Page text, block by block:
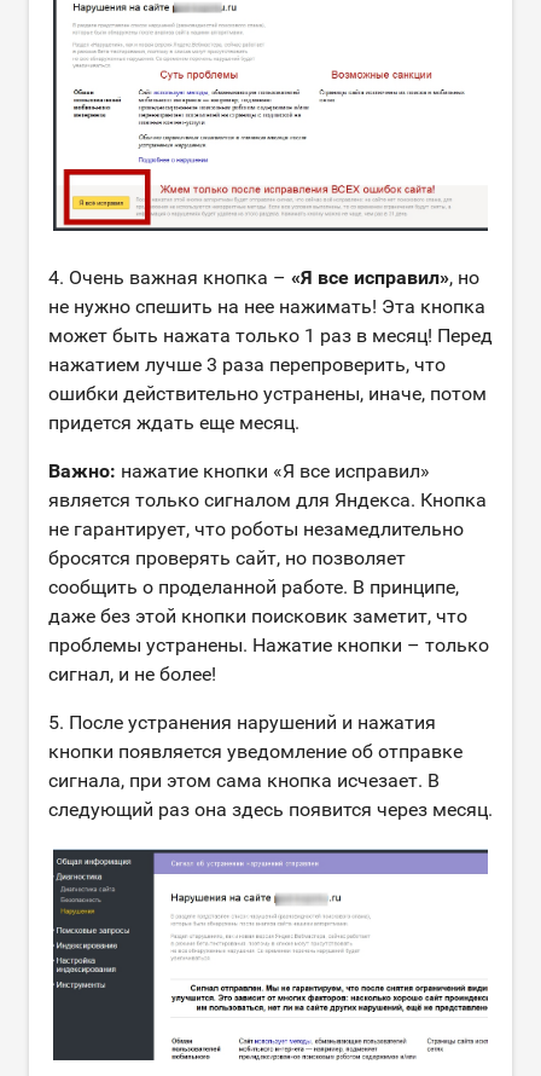
4. Очень важная кнопка – «Я все исправил», но
не нужно спешить на нее нажимать! Эта кнопка
может быть нажата только 1 раз в месяц! Перед
нажатием лучше 3 раза перепроверить, что
ошибки действительно устранены, иначе, потом
придется ждать еще месяц.
Важно: нажатие кнопки «Я все исправил»
является только сигналом для Яндекса. Кнопка
не гарантирует, что роботы незамедлительно
бросятся проверять сайт, но позволяет
сообщить о проделанной работе. В принципе,
даже без этой кнопки поисковик заметит, что
проблемы устранены. Нажатие кнопки – только
сигнал, и не более!
5. После устранения нарушений и нажатия
кнопки появляется уведомление об отправке
сигнала, при этом сама кнопка исчезает. В
следующий раз она здесь появится через месяц.